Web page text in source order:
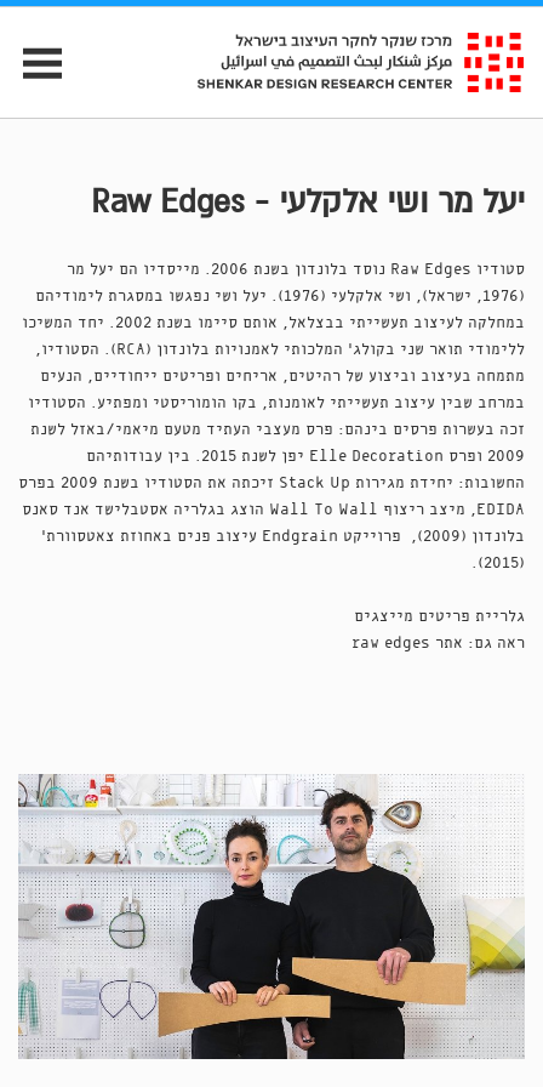
יעל מר ושי אלקלעי - Raw Edges
סטודיו Raw Edges נוסד בלונדון בשנת 2006. מייסדיו הם יעל מר
(1976, ישראל), ושי אלקלעי (1976). יעל ושי נפגשו במסגרת לימודיהם
במחלקה לעיצוב תעשייתי בבצלאל, אותם סיימו בשנת 2002. יחד המשיכו
ללימודי תואר שני בקולג׳ המלכותי לאמנויות בלונדון (RCA). הסטודיו,
מתמחה בעיצוב וביצוע של רהיטים, אריחים ופריטים ייחודיים, הנעים
במרחב שבין עיצוב תעשייתי לאומנות, בקו הומוריסטי ומפתיע. הסטודיו
זכה בעשרות פרסים בינהם: פרס מעצבי העתיד מטעם מיאמי/באזל לשנת
2009 ופרס Elle Decoration יפן לשנת 2015. בין עבודותיהם
החשובות: יחידת מגירות Stack Up זיכתה את הסטודיו בשנת 2009 בפרס
EDIDA, מיצב ריצוף Wall To Wall הוצג בגלריה אסטבלישד אנד סאנס
בלונדון (2009), פרוייקט Endgrain עיצוב פנים באחוזת צאטסוורת'
(2015).
גלריית פריטים מייצגים
ראה גם: אתר raw edges